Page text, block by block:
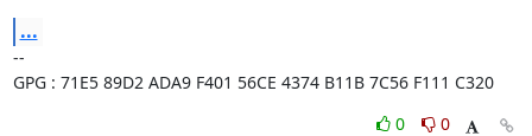
...
--
GPG : 71E5 89D2 ADA9 F401 56CE 4374 B11B 7C56 F111 C320
0
0